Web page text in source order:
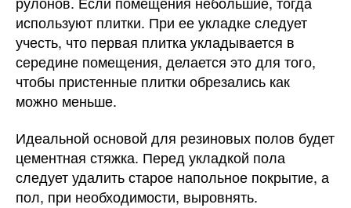
используют плитки. При ее укладке следует
учесть, что первая плитка укладывается в
середине помещения, делается это для того,
чтобы пристенные плитки обрезались как
можно меньше.
Идеальной основой для резиновых полов будет
цементная стяжка. Перед укладкой пола
следует удалить старое напольное покрытие, а
пол, при необходимости, выровнять.